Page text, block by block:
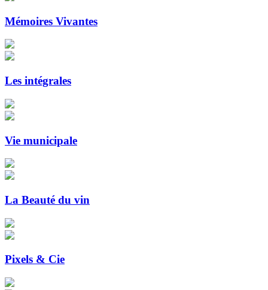
Mémoires Vivantes
Les intégrales
Vie municipale
La Beauté du vin
Pixels & Cie